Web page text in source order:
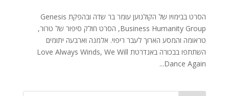
הסרט בבימויו של הקולנוען עומר בר שדה ובהפקת Genesis
Business Humanity Group, הסרט חולק סיפור של טרור,
טראומה והמסע הארוך לעבר ריפוי. אלמנה וארבעה יתומים
השתתפו בבכורה באנדרטת Love Always Winds, We Will
Dance Again...